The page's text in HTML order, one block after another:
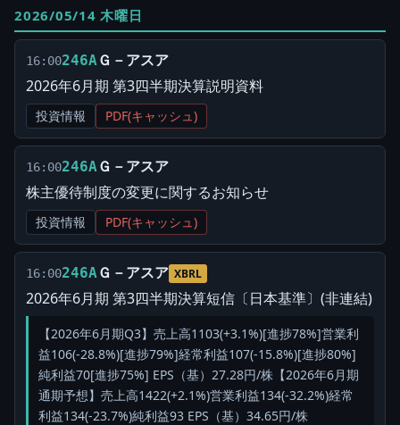
2026/05/14 木曜日
16:00246AＧ－アスア
2026年6月期 第3四半期決算説明資料
投資情報 PDF(キャッシュ)
16:00246AＧ－アスア
株主優待制度の変更に関するお知らせ
投資情報 PDF(キャッシュ)
16:00246AＧ－アスア XBRL
2026年6月期 第3四半期決算短信〔日本基準〕(非連結)
【2026年6月期Q3】売上高1103(+3.1%)[進捗78%]営業利
益106(-28.8%)[進捗79%]経常利益107(-15.8%)[進捗80%]
純利益70[進捗75%] EPS（基）27.28円/株【2026年6月期
通期予想】売上高1422(+2.1%)営業利益134(-32.2%)経常
利益134(-23.7%)純利益93 EPS（基）34.65円/株